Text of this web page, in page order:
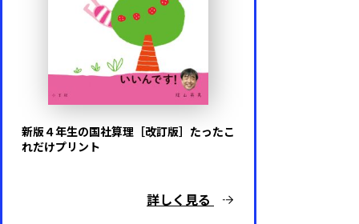
新版４年生の国社算理［改訂版］たったこ
れだけプリント
詳しく見る